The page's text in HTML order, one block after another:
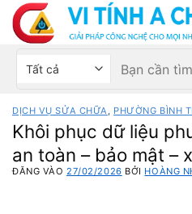
Bỏ
qua
nội
dungChọn
sản
phẩm
Tìm
kiếm:
DỊCH VỤ SỬA CHỮA PHƯỜNG BÌNH
Khôi phục dữ liệu
an toàn – bảo mật –
ĐĂNG VÀO27/02/2026 BỞI HOÀNG